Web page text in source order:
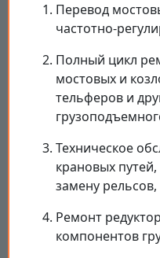
Перевод
частотно-
Полный цикл
мостовых и
тельферов и
Техническое
крановых
замену
Ремонт
компонентов